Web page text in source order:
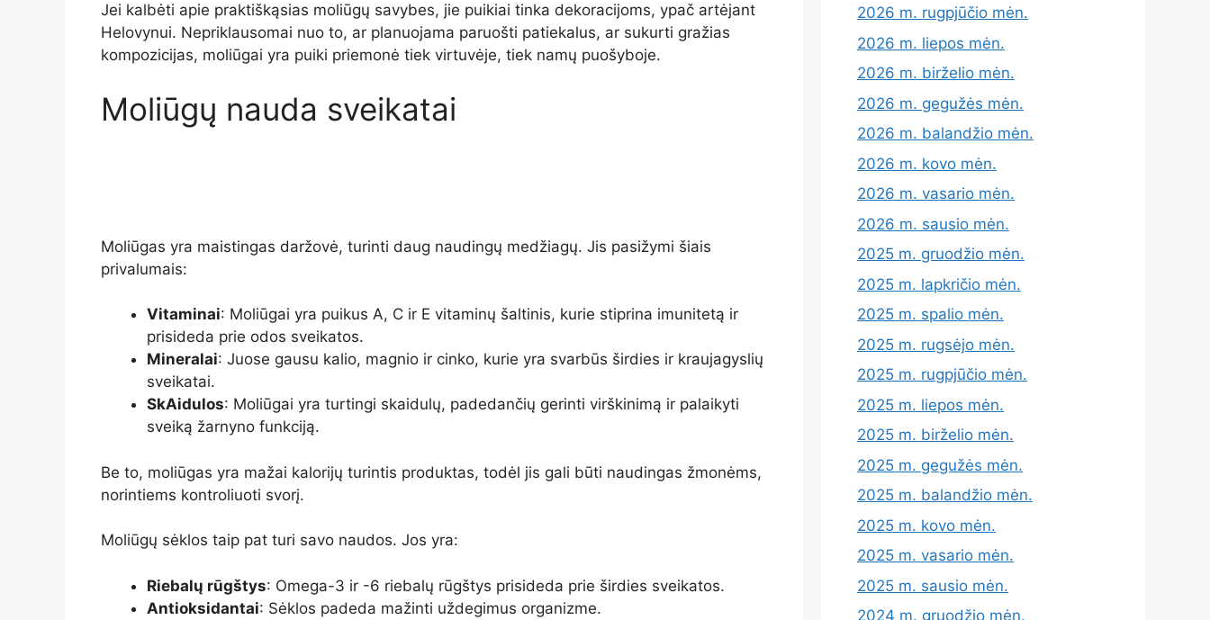
Jei kalbėti apie praktiškąsias moliūgų savybes, jie puikiai tinka dekoracijoms, ypač artėjant
Helovynui. Nepriklausomai nuo to, ar planuojama paruošti patiekalus, ar sukurti gražias
kompozicijas, moliūgai yra puiki priemonė tiek virtuvėje, tiek namų puošyboje.
Moliūgų nauda sveikatai
Moliūgas yra maistingas daržovė, turinti daug naudingų medžiagų. Jis pasižymi šiais
privalumais:
Vitaminai: Moliūgai yra puikus A, C ir E vitaminų šaltinis, kurie stiprina imunitetą ir
prisideda prie odos sveikatos.
Mineralai: Juose gausu kalio, magnio ir cinko, kurie yra svarbūs širdies ir kraujagyslių
sveikatai.
SkAidulos: Moliūgai yra turtingi skaidulų, padedančių gerinti virškinimą ir palaikyti
sveiką žarnyno funkciją.
Be to, moliūgas yra mažai kalorijų turintis produktas, todėl jis gali būti naudingas žmonėms,
norintiems kontroliuoti svorį.
Moliūgų sėklos taip pat turi savo naudos. Jos yra:
Riebalų rūgštys: Omega-3 ir -6 riebalų rūgštys prisideda prie širdies sveikatos.
Antioksidantai: Sėklos padeda mažinti uždegimus organizme.
2026 m. rugpjūčio mėn.
2026 m. liepos mėn.
2026 m. birželio mėn.
2026 m. gegužės mėn.
2026 m. balandžio mėn.
2026 m. kovo mėn.
2026 m. vasario mėn.
2026 m. sausio mėn.
2025 m. gruodžio mėn.
2025 m. lapkričio mėn.
2025 m. spalio mėn.
2025 m. rugsėjo mėn.
2025 m. rugpjūčio mėn.
2025 m. liepos mėn.
2025 m. birželio mėn.
2025 m. gegužės mėn.
2025 m. balandžio mėn.
2025 m. kovo mėn.
2025 m. vasario mėn.
2025 m. sausio mėn.
2024 m. gruodžio mėn.